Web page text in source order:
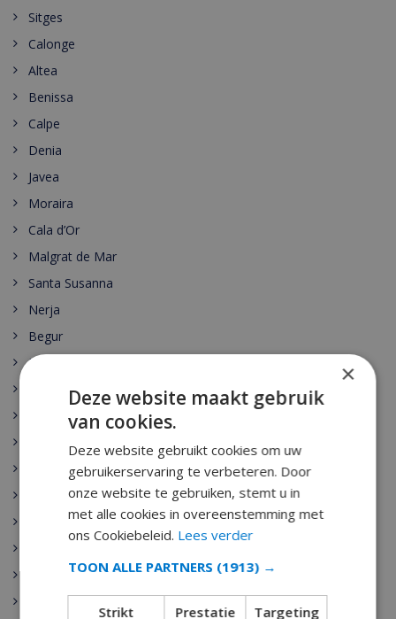
Sitges
Calonge
Altea
Benissa
Calpe
Denia
Javea
Moraira
Cala d’Or
Malgrat de Mar
Santa Susanna
Nerja
Begur
Escala
Palamos
Playa de Aro
Sant Antoni de Calonge
Tamariu
Pineda de Mar
×
Deze website maakt gebruik
van cookies.
Deze website gebruikt cookies om uw
gebruikerservaring te verbeteren. Door
onze website te gebruiken, stemt u in
met alle cookies in overeenstemming met
ons Cookiebeleid. Lees verder
TOON ALLE PARTNERS (1913) →
Strikt
Prestatie Targeting